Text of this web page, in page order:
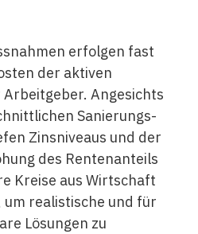
erfolgen fast
der aktiven
Angesichts
Sanierungs­
Zinsniveaus und der
des Rentenanteils
Kreise aus Wirtschaft
realistische und für
Lösungen zu